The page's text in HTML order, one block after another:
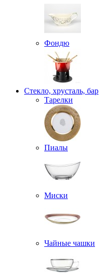
Фондю
Стекло, хрусталь, бар
Тарелки
Пиалы
Миски
Чайные чашки